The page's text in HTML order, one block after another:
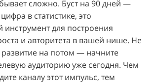
сложно. Буст на 90 дней —
в статистике, это
инструмент для построения
и авторитета в вашей нише. Не
развитие на потом — начните
аудиторию уже сегодня. Чем
каналу этот импульс, тем